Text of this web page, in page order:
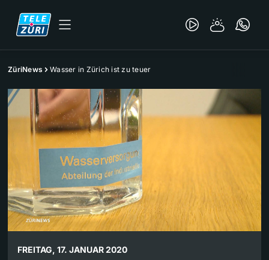
ZüriNews Wasser in Zürich ist zu teuer
FREITAG, 17. JANUAR 2020